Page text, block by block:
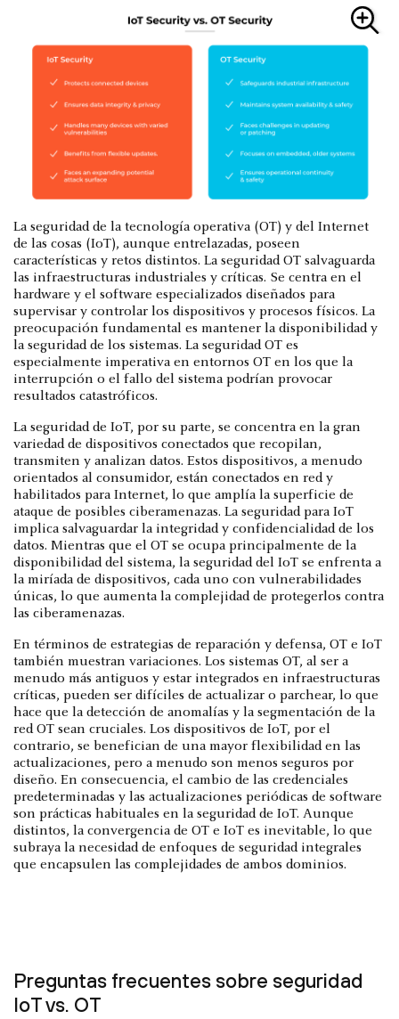
La seguridad de la tecnología operativa (OT) y del Internet
de las cosas (IoT), aunque entrelazadas, poseen
características y retos distintos. La seguridad OT salvaguarda
las infraestructuras industriales y críticas. Se centra en el
hardware y el software especializados diseñados para
supervisar y controlar los dispositivos y procesos físicos. La
preocupación fundamental es mantener la disponibilidad y
la seguridad de los sistemas. La seguridad OT es
especialmente imperativa en entornos OT en los que la
interrupción o el fallo del sistema podrían provocar
resultados catastróficos.
La seguridad de IoT, por su parte, se concentra en la gran
variedad de dispositivos conectados que recopilan,
transmiten y analizan datos. Estos dispositivos, a menudo
orientados al consumidor, están conectados en red y
habilitados para Internet, lo que amplía la superficie de
ataque de posibles ciberamenazas. La seguridad para IoT
implica salvaguardar la integridad y confidencialidad de los
datos. Mientras que el OT se ocupa principalmente de la
disponibilidad del sistema, la seguridad del IoT se enfrenta a
la miríada de dispositivos, cada uno con vulnerabilidades
únicas, lo que aumenta la complejidad de protegerlos contra
las ciberamenazas.
En términos de estrategias de reparación y defensa, OT e IoT
también muestran variaciones. Los sistemas OT, al ser a
menudo más antiguos y estar integrados en infraestructuras
críticas, pueden ser difíciles de actualizar o parchear, lo que
hace que la detección de anomalías y la segmentación de la
red OT sean cruciales. Los dispositivos de IoT, por el
contrario, se benefician de una mayor flexibilidad en las
actualizaciones, pero a menudo son menos seguros por
diseño. En consecuencia, el cambio de las credenciales
predeterminadas y las actualizaciones periódicas de software
son prácticas habituales en la seguridad de IoT. Aunque
distintos, la convergencia de OT e IoT es inevitable, lo que
subraya la necesidad de enfoques de seguridad integrales
que encapsulen las complejidades de ambos dominios.
Preguntas frecuentes sobre seguridad
IoT vs. OT